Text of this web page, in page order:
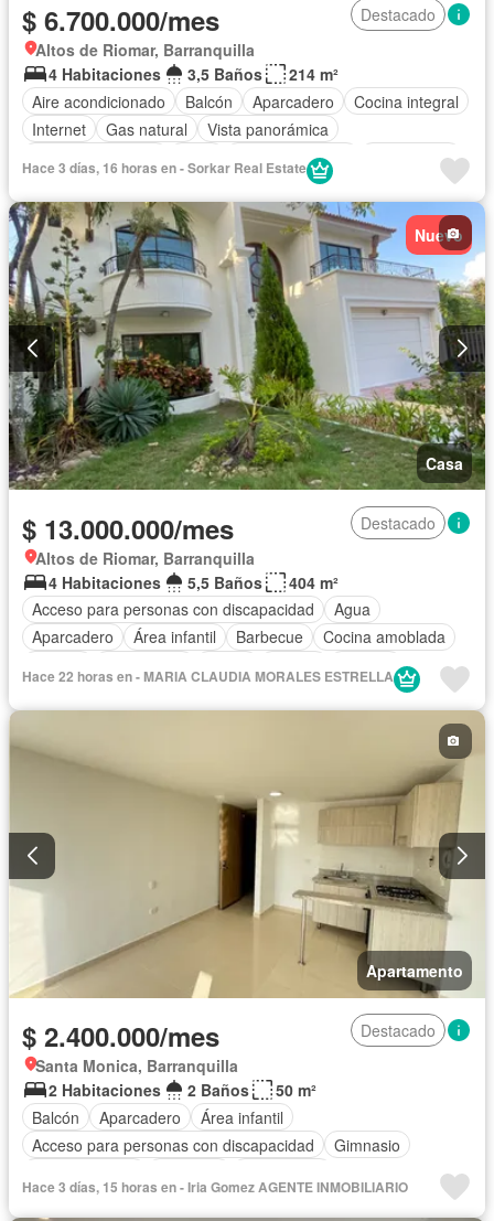
$ 6.700.000/mes
Destacado
Altos de Riomar, Barranquilla
4 Habitaciones
3,5 Baños
214 m²
Aire acondicionado
Balcón Aparcadero
Cocina integral
Internet
Gas natural
Vista panorámica
Tanque de agua
Área infantil
Acceso para personas con discapacidad
Caseta de vigilancia
Ascensor
Seguridad privada
Piscina
Permite mascotas Permite niños
Hace 3 días, 16 horas en - Sorkar Real Estate
Nuevo
Casa
$ 13.000.000/mes
Destacado
Altos de Riomar, Barranquilla
4 Habitaciones
5,5 Baños
404 m²
Acceso para personas con discapacidad
Agua
Aparcadero
Área infantil Barbecue
Cocina amoblada
Hace 22 horas en - MARIA CLAUDIA MORALES ESTRELLA
Apartamento
$ 2.400.000/mes
Destacado
Santa Monica, Barranquilla
2 Habitaciones
2 Baños
50 m²
Balcón
Aparcadero
Área infantil
Acceso para personas con discapacidad
Gimnasio
Vista panorámica
Seguridad privada Piscina Agua
Hace 3 días, 15 horas en - Iria Gomez AGENTE INMOBILIARIO